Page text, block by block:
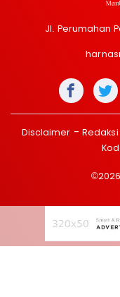
Jl. Perumahan
Disclaimer Redaksi